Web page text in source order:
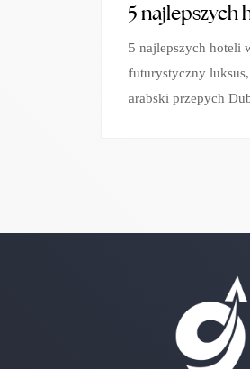
5 najlepszych
5 najlepszych hoteli
futurystyczny
arabski przepych